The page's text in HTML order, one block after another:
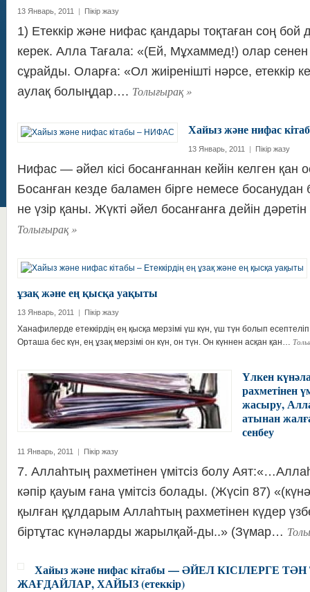
13 Январь, 2011 | Пікір жазу
1) Етеккір және нифас қандары тоқтаған соң бой
керек. Алла Тағала: «(Ей, Мұхаммед!) олар сенен
сұрайды. Оларға: «Ол жиіренішті нәрсе, етеккір
аулақ болыңдар…. Толығырақ»
Хайыз және нифас
13 Январь, 2011 | Пікір жазу
Нифас — әйел кісі босанғаннан кейін келген қан
Босанған кезде баламен бірге немесе босанудан
не үзір қаны. Жүкті әйел босанғанға дейін
Толығырақ»
ұзақ және ең қысқа уақыты
13 Январь, 2011 | Пікір жазу
Ханафилерде етеккірдің ең қысқа мерзімі үш күн, үш түн болып
Орташа бес күн, ең ұзақ мерзімі он күн, он түн. Он күннен асқан қан…
Үлкен
рахметінен
жасыру,
атынан
сенбеу
11 Январь, 2011 | Пікір жазу
7. Аллаһтың рахметінен үмітсіз болу
кәпір қауым ғана үмітсіз болады. (Жүсіп 87)
қылған құлдарым Аллаһтың рахметінен күдер
біртұтас күнәларды жарылқай-ды..» (Зүмар…
Хайыз және нифас кітабы — ӘЙЕЛ КІСІЛЕРГЕ
ЖАҒДАЙЛАР, ХАЙЫЗ (етеккір)